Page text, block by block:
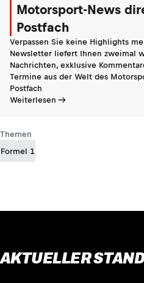
Motorsport-News
Postfach
Verpassen Sie keine Highlights
Newsletter liefert Ihnen zweimal
Nachrichten, exklusive
Termine aus der Welt des
Postfach
Weiterlesen
Themen
Formel 1
AKTUELLER